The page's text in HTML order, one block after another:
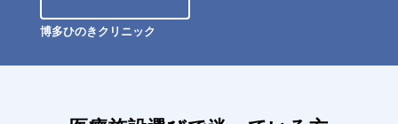
博多ひのきクリニック